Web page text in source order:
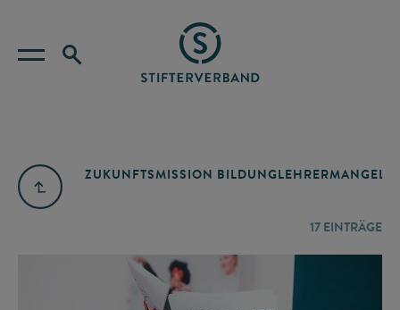
ZUKUNFTSMISSION BILDUNGLEHRERMANGEL
17 EINTRÄGE